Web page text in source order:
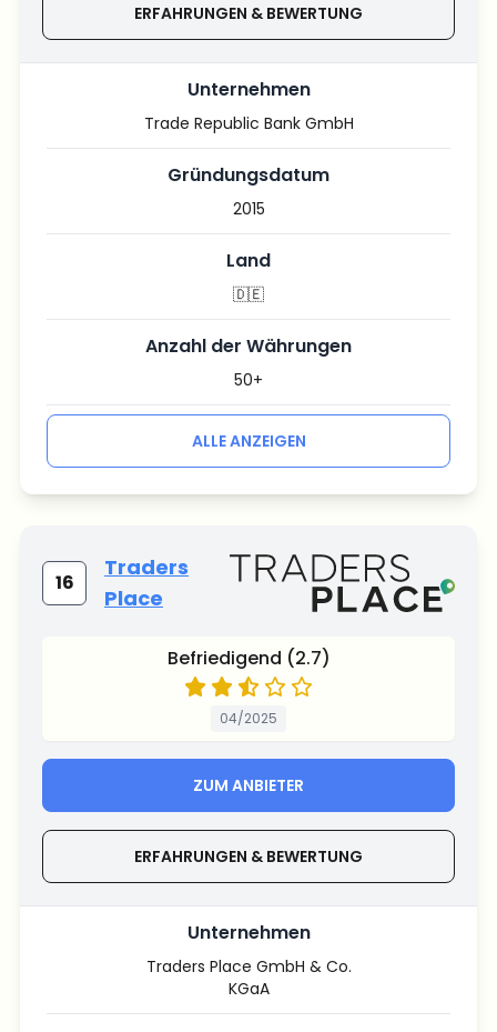
ERFAHRUNGEN & BEWERTUNG
Unternehmen
Trade Republic Bank GmbH
Gründungsdatum
2015
Land
🇩🇪
Anzahl der Währungen
50+
ALLE ANZEIGEN
16
Traders
Place
Befriedigend (2.7)
04/2025
ZUM ANBIETER
ERFAHRUNGEN & BEWERTUNG
Unternehmen
Traders Place GmbH & Co.
KGaA